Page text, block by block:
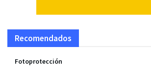
Recomendados
Fotoprotección